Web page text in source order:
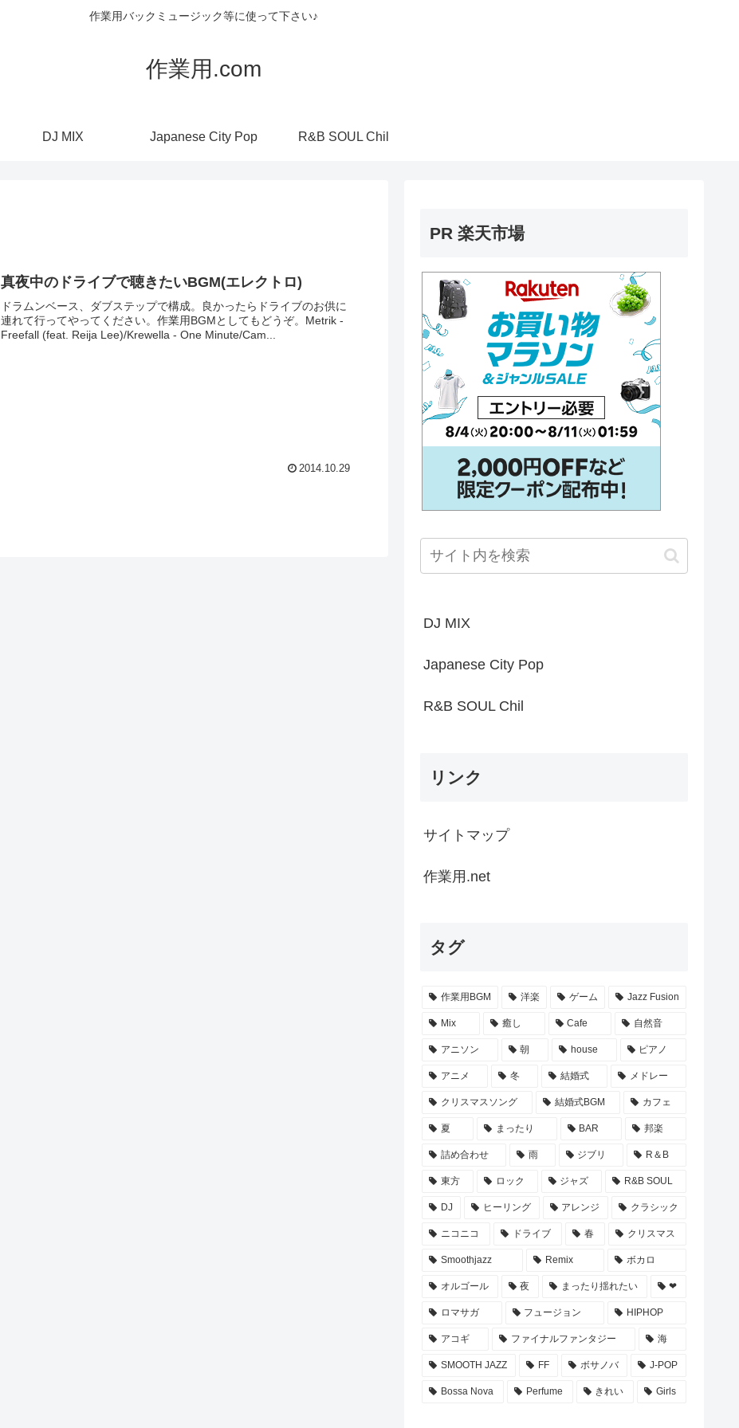
作業用バックミュージック等に使って下さい♪
作業用.com
DJ MIX Japanese City Pop R&B SOUL Chil
真夜中のドライブで聴きたいBGM(エレクトロ)
ドラムンベース、ダブステップで構成。良かったらドライブのお供に
連れて行ってやってください。作業用BGMとしてもどうぞ。Metrik -
Freefall (feat. Reija Lee)/Krewella - One Minute/Cam...
2014.10.29
PR 楽天市場
DJ MIX
Japanese City Pop
R&B SOUL Chil
リンク
サイトマップ
作業用.net
タグ
作業用BGM 洋楽 ゲーム Jazz Fusion
Mix 癒し Cafe 自然音
アニソン 朝 house ピアノ
アニメ 冬 結婚式 メドレー
クリスマスソング 結婚式BGM カフェ
夏 まったり BAR 邦楽
詰め合わせ 雨 ジブリ R＆B
東方 ロック ジャズ R&B SOUL
DJ ヒーリング アレンジ クラシック
ニコニコ ドライブ 春 クリスマス
Smoothjazz Remix ボカロ
オルゴール 夜 まったり揺れたい ❤
ロマサガ フュージョン HIPHOP
アコギ ファイナルファンタジー 海
SMOOTH JAZZ FF ボサノバ J-POP
Bossa Nova Perfume きれい Girls